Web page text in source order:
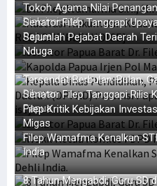
Tokoh Agama Nilai
Diskriminatif
Senator Filep Tanggapi
Papua
Sejumlah Pejabat Daerah
Nduga
Tersendat Berbulan-Bulan,
Dibayar
Senator Filep Tanggapi Rilis
Papua
Filep Kritik Kebijakan
Migas
Filep Wamafma Kenalkan
India
8 Tahun Mengabdi, Guru SD